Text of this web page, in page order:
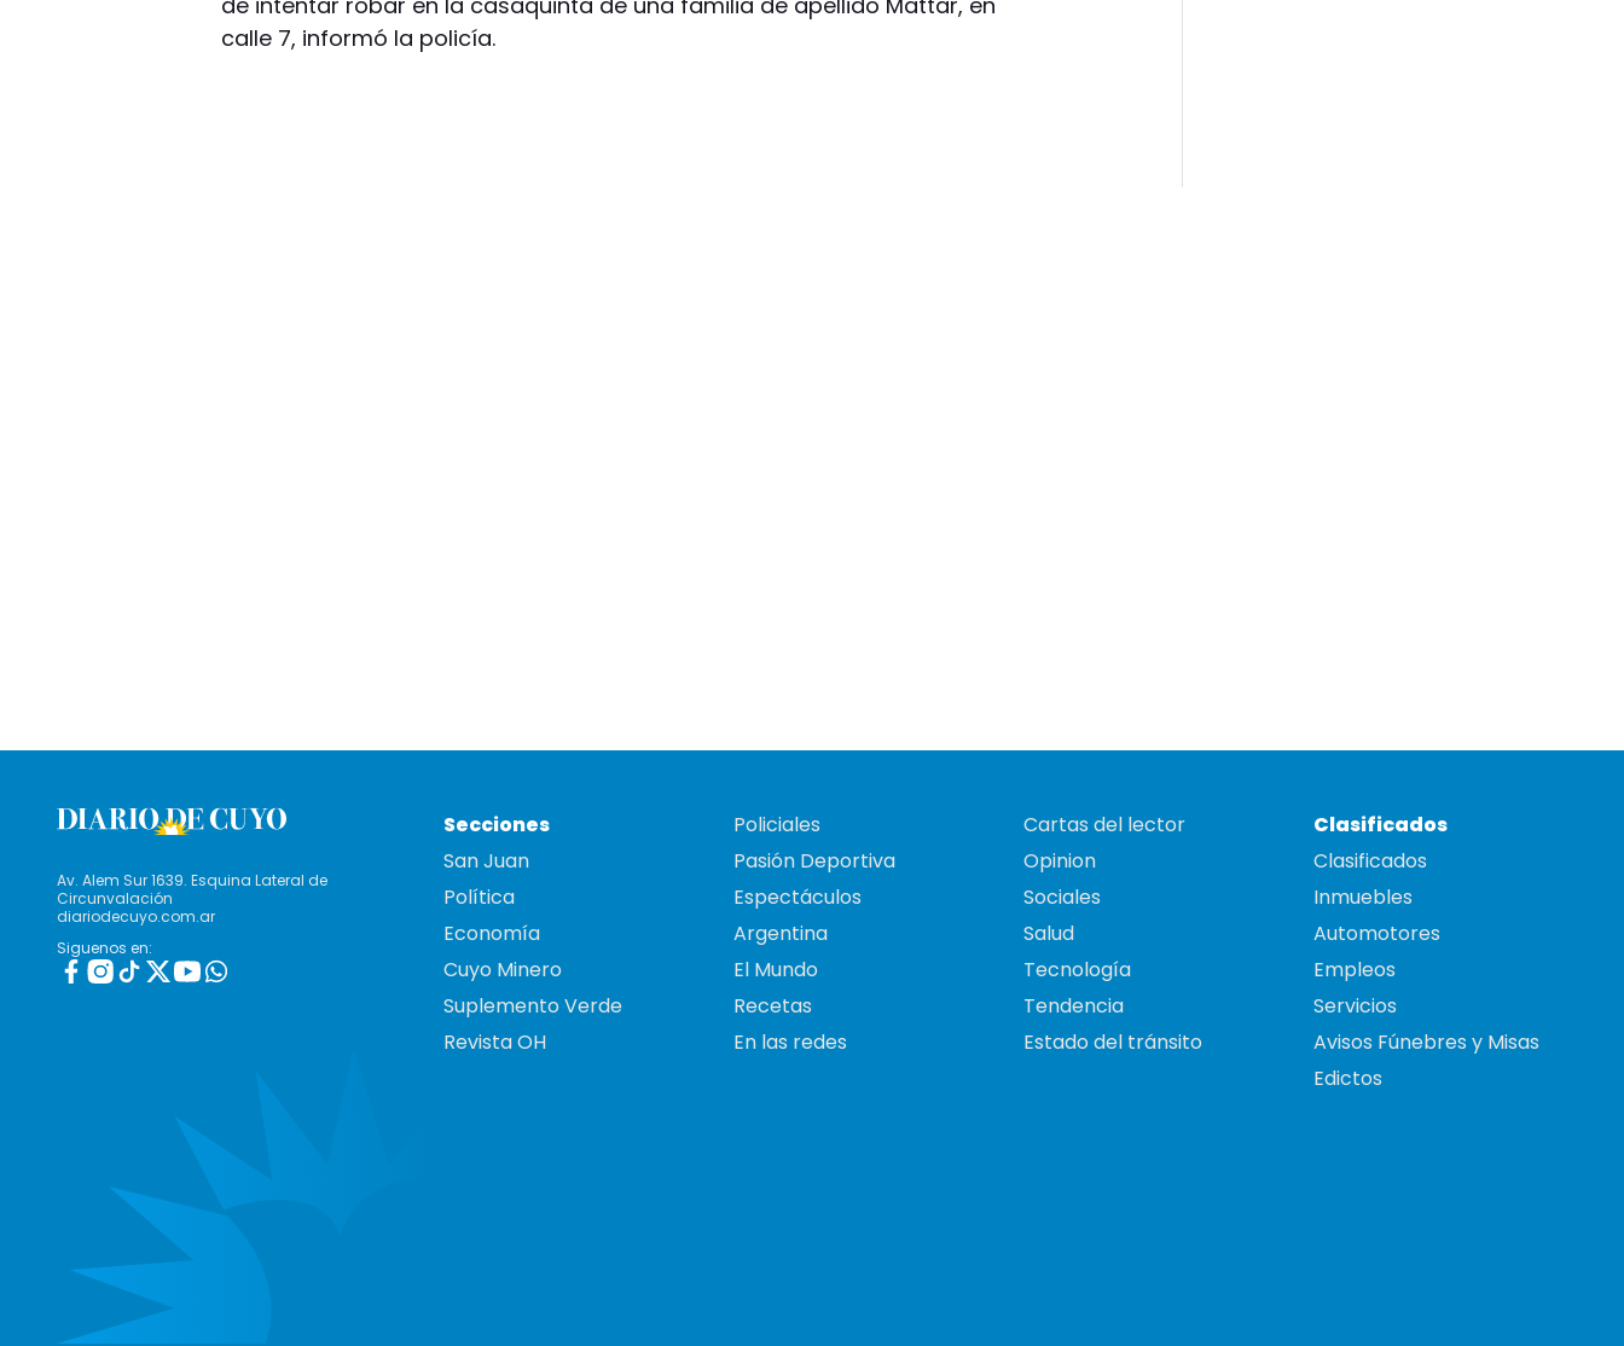
calle 7, informó la policía.
Av. Alem Sur 1639. Esquina Lateral de
Circunvalación
diariodecuyo.com.ar
Siguenos en:
Secciones
San Juan
Política
Economía
Cuyo Minero
Suplemento Verde
Revista OH
Policiales
Pasión Deportiva
Espectáculos
Argentina
El Mundo
Recetas
En las redes
Cartas del lector
Opinion
Sociales
Salud
Tecnología
Tendencia
Estado del tránsito
Clasificados
Clasificados
Inmuebles
Automotores
Empleos
Servicios
Avisos Fúnebres y Misas
Edictos